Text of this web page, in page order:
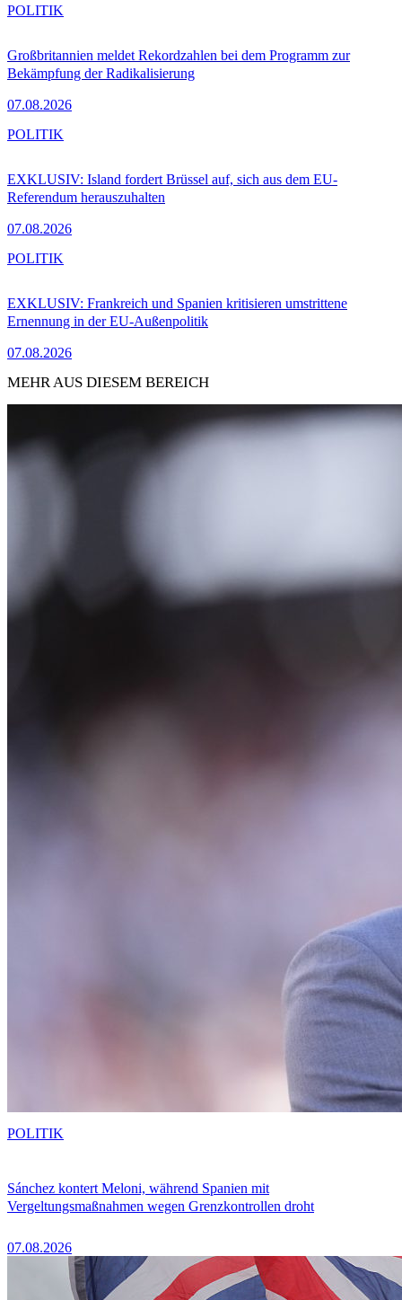
Großbritannien meldet Rekordzahlen bei dem Programm zur
Bekämpfung der Radikalisierung
07.08.2026
POLITIK
EXKLUSIV: Island fordert Brüssel auf, sich aus dem EU-
Referendum herauszuhalten
07.08.2026
POLITIK
EXKLUSIV: Frankreich und Spanien kritisieren umstrittene
Ernennung in der EU-Außenpolitik
07.08.2026
POLITIK
MEHR AUS DIESEM BEREICH
Sánchez kontert Meloni, während Spanien mit
Vergeltungsmaßnahmen wegen Grenzkontrollen droht
07.08.2026
POLITIK